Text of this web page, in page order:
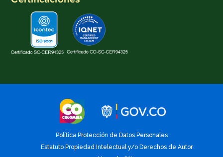
Política Protección de Datos Personales
Estatuto Propiedad Intelectual y/o Derechos de Autor